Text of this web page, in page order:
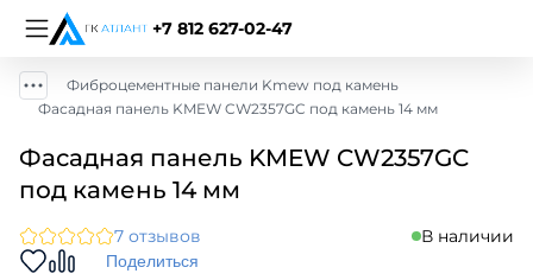
+7 812 627-02-47
Фиброцементные панели Kmew под камень
Фасадная панель KMEW CW2357GC под камень 14 мм
Фасадная панель KMEW CW2357GC
под камень 14 мм
7 отзывов В наличии
Поделиться